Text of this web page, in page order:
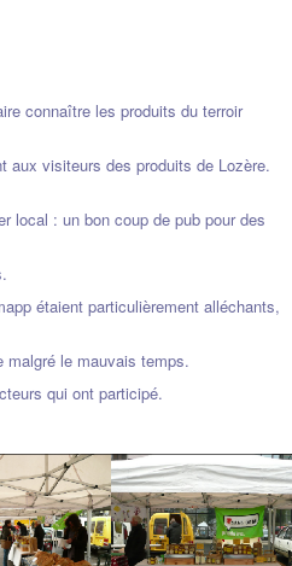
connaître les produits du terroir
aux visiteurs des produits de Lozère.
local : un bon coup de pub pour des
étaient particulièrement alléchants,
malgré le mauvais temps.
qui ont participé.